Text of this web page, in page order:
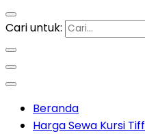
Cari untuk:
Beranda
Harga Sewa Kursi